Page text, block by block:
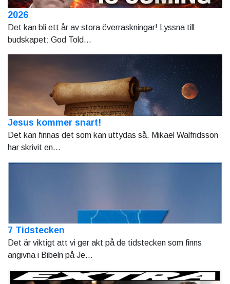
2026
Det kan bli ett år av stora överraskningar! Lyssna till
budskapet: God Told...
Jesus kommer snart!
Det kan finnas det som kan uttydas så. Mikael Walfridsson
har skrivit en...
7 Tidstecken
Det är viktigt att vi ger akt på de tidstecken som finns
angivna i Bibeln på Je...